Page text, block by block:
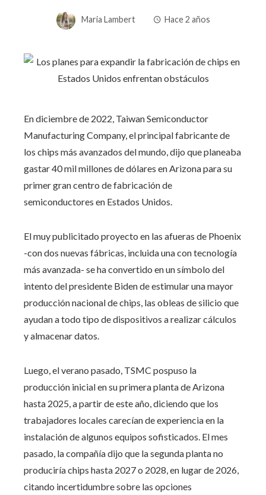
Maria Lambert Hace 2 años
En diciembre de 2022, Taiwan Semiconductor
Manufacturing Company, el principal fabricante de
los chips más avanzados del mundo, dijo que planeaba
gastar 40 mil millones de dólares en Arizona para su
primer gran centro de fabricación de
semiconductores en Estados Unidos.
El muy publicitado proyecto en las afueras de Phoenix
-con dos nuevas fábricas, incluida una con tecnología
más avanzada- se ha convertido en un símbolo del
intento del presidente Biden de estimular una mayor
producción nacional de chips, las obleas de silicio que
ayudan a todo tipo de dispositivos a realizar cálculos
y almacenar datos.
Luego, el verano pasado, TSMC pospuso la
producción inicial en su primera planta de Arizona
hasta 2025, a partir de este año, diciendo que los
trabajadores locales carecían de experiencia en la
instalación de algunos equipos sofisticados. El mes
pasado, la compañía dijo que la segunda planta no
produciría chips hasta 2027 o 2028, en lugar de 2026,
citando incertidumbre sobre las opciones